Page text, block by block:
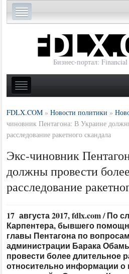
Бизнес-портал:
FDLX.COM »Новости политики »
чиновник Пентагона: В Украине
расследование ракетного скандала
Экс-чиновник
должны провести
расследование
17 августа 2017, fdlx.com / По
Карпентера, бывшего
главы Пентагона по
администрации Барака
провести более длительное
относительно информации о